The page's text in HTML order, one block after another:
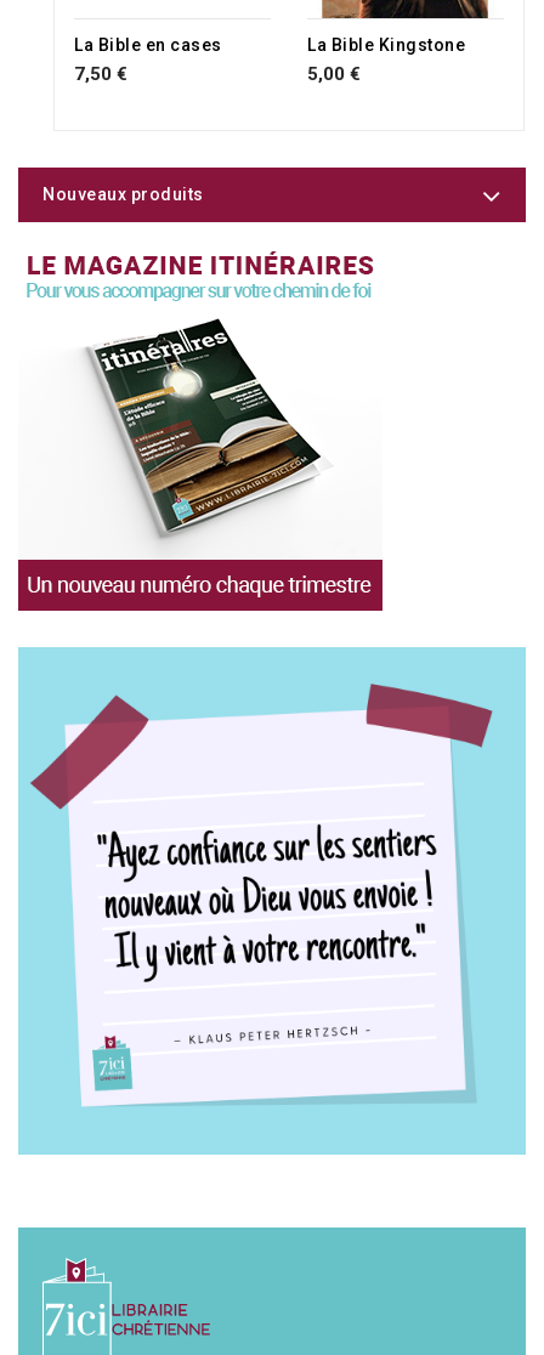
La Bible en cases
7,50 €
La Bible Kingstone
5,00 €
Nouveaux produits